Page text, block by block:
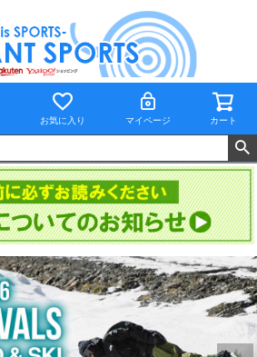
お気に入り マイページ カート